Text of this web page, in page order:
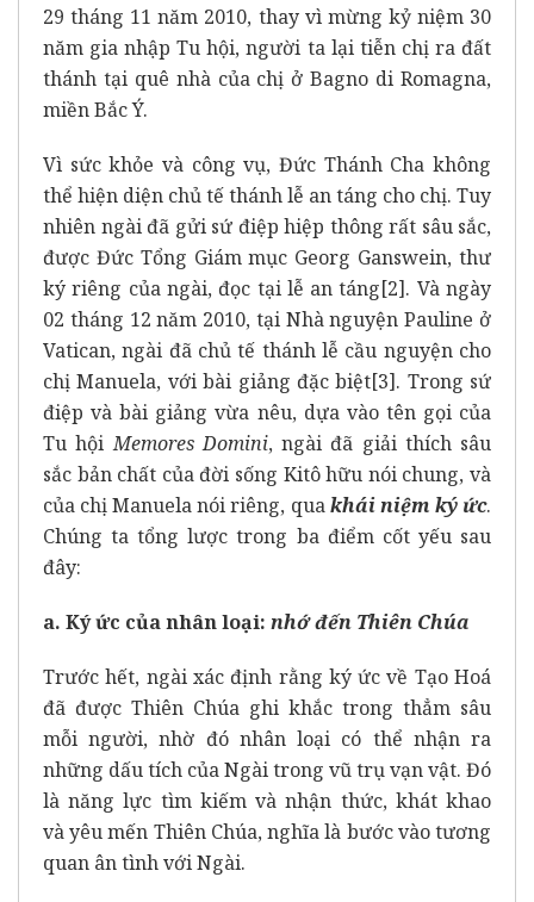
29 tháng 11 năm 2010, thay vì mừng kỷ niệm 30
năm gia nhập Tu hội, người ta lại tiễn chị ra đất
thánh tại quê nhà của chị ở Bagno di Romagna,
miền Bắc Ý.
Vì sức khỏe và công vụ, Đức Thánh Cha không
thể hiện diện chủ tế thánh lễ an táng cho chị. Tuy
nhiên ngài đã gửi sứ điệp hiệp thông rất sâu sắc,
được Đức Tổng Giám mục Georg Ganswein, thư
ký riêng của ngài, đọc tại lễ an táng[2]. Và ngày
02 tháng 12 năm 2010, tại Nhà nguyện Pauline ở
Vatican, ngài đã chủ tế thánh lễ cầu nguyện cho
chị Manuela, với bài giảng đặc biệt[3]. Trong sứ
điệp và bài giảng vừa nêu, dựa vào tên gọi của
Tu hộiMemores Domini, ngài đã giải thích sâu
sắc bản chất của đời sống Kitô hữu nói chung, và
của chị Manuela nói riêng, quakhái niệm ký ức.
Chúng ta tổng lược trong ba điểm cốt yếu sau
đây:
a. Ký ức của nhân loại: nhớ đến Thiên Chúa
Trước hết, ngài xác định rằng ký ức về Tạo Hoá
đã được Thiên Chúa ghi khắc trong thẳm sâu
mỗi người, nhờ đó nhân loại có thể nhận ra
những dấu tích của Ngài trong vũ trụ vạn vật. Đó
là năng lực tìm kiếm và nhận thức, khát khao
và yêu mến Thiên Chúa, nghĩa là bước vào tương
quan ân tình với Ngài.